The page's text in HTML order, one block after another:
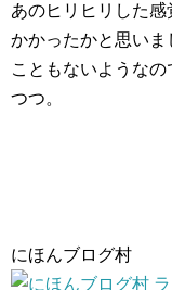
あのヒリヒリした
かかったかと思い
こともないような
つつ。
にほんブログ村